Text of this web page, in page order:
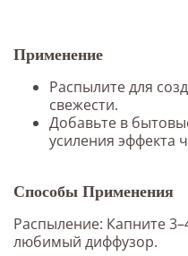
Применение
Распылите для
свежести.
Добавьте в
усиления эффекта
Способы Применения
Распыление: Капните
любимый диффузор.